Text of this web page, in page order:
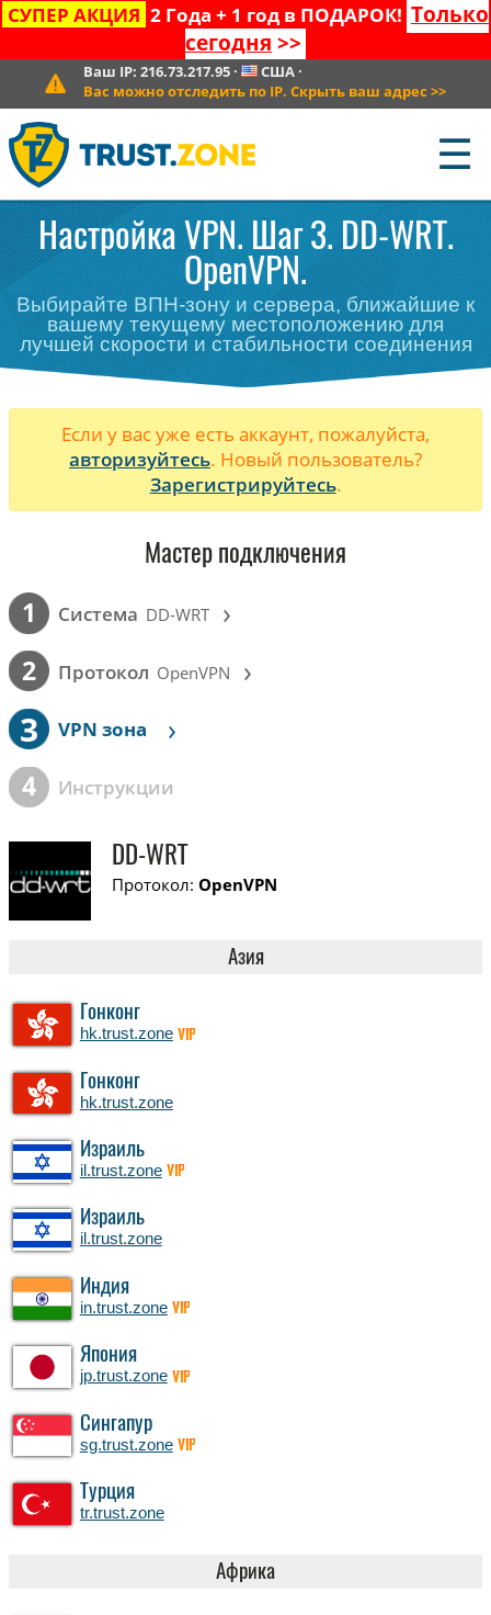
СУПЕР АКЦИЯ 2 Года + 1 год в ПОДАРОК! Только
сегодня >>
Ваш IP: 216.73.217.95· США·
Вас можно отследить по IP. Скрыть ваш адрес >>
☰
Настройка VPN. Шаг 3. DD-WRT.
OpenVPN.
Выбирайте ВПН-зону и сервера, ближайшие к
вашему текущему местоположению для
лучшей скорости и стабильности соединения
Если у вас уже есть аккаунт, пожалуйста,
авторизуйтесь. Новый пользователь?
Зарегистрируйтесь.
Мастер подключения
1 Cистема DD-WRT ›
2 Протокол OpenVPN ›
3 VPN зона ›
4 Инструкции
DD-WRT
Протокол:OpenVPN
Азия
Гонконг
hk.trust.zone VIP
Гонконг
hk.trust.zone
Израиль
il.trust.zone VIP
Израиль
il.trust.zone
Индия
in.trust.zone VIP
Япония
jp.trust.zone VIP
Сингапур
sg.trust.zone VIP
Турция
tr.trust.zone
Африка